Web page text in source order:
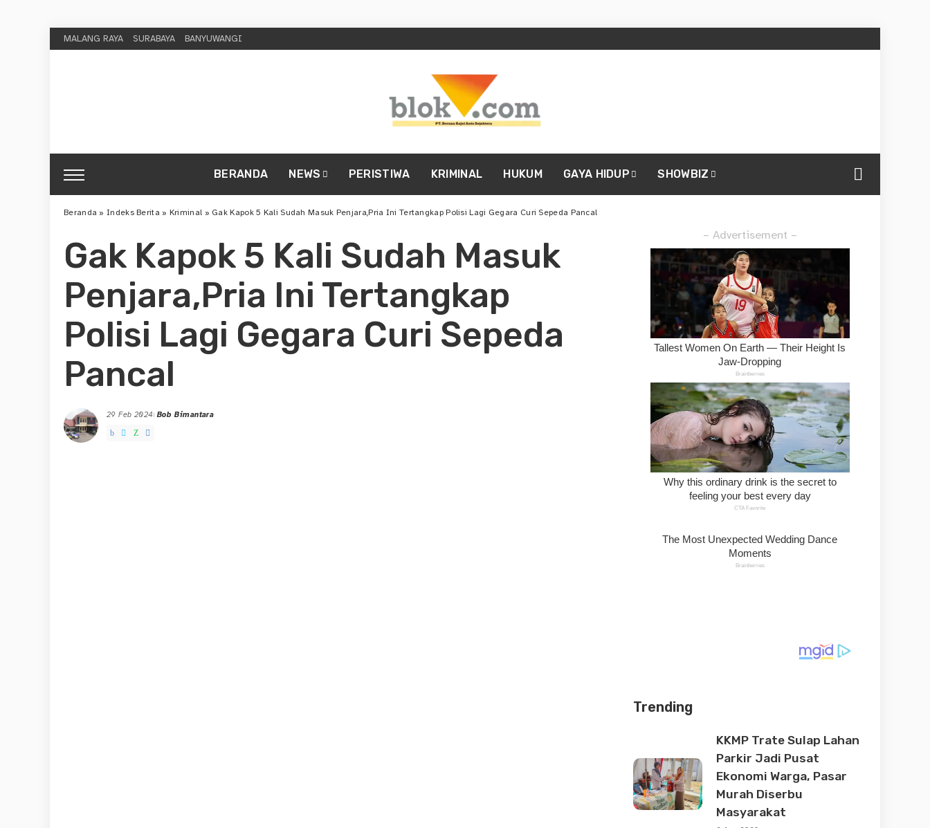
MALANG RAYA SURABAYA BANYUWANGI
BERANDA NEWS PERISTIWA KRIMINAL HUKUM GAYA HIDUP SHOWBIZ
Beranda »Indeks Berita » Kriminal » Gak Kapok 5 Kali Sudah Masuk Penjara,Pria Ini Tertangkap Polisi Lagi Gegara Curi Sepeda Pancal
Gak Kapok 5 Kali Sudah Masuk
Penjara,Pria Ini Tertangkap
Polisi Lagi Gegara Curi Sepeda
Pancal
29 Feb 2024
Posted
Bob Bimantara
– Advertisement –
Trending
KKMP Trate Sulap Lahan
Parkir Jadi Pusat
Ekonomi Warga, Pasar
Murah Diserbu
Masyarakat